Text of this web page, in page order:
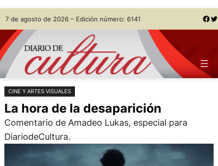
Saltar
al
contenido
Skip
to
content
7 de agosto de 2026 – Edición número: 6141 Facebook Twitter
CINE Y ARTES VISUALES
La hora de la desaparición
Comentario de Amadeo Lukas, especial para
DiariodeCultura.